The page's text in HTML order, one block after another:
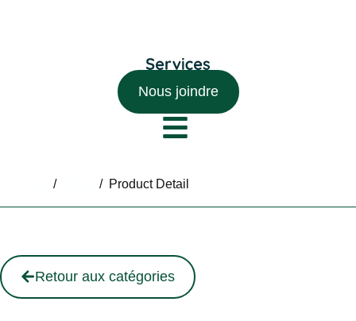
Nous joindre
/ / Product Detail
Retour aux catégories